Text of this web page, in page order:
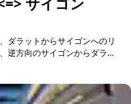
ダラットからサイゴンへのリ
逆方向のサイゴンからダラッ
アメージングリムジン-リムジ